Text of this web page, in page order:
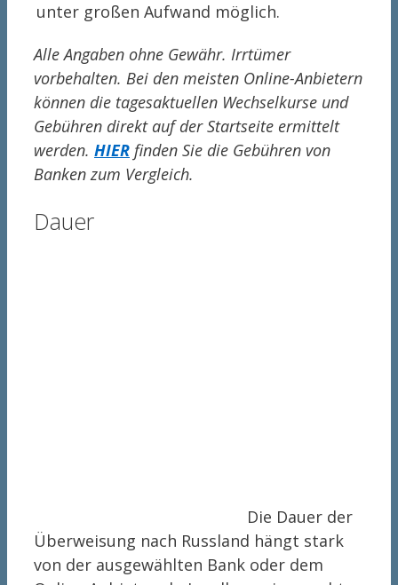
unter großen Aufwand möglich.
Alle Angaben ohne Gewähr. Irrtümer
vorbehalten. Bei den meisten Online-Anbietern
können die tagesaktuellen Wechselkurse und
Gebühren direkt auf der Startseite ermittelt
werden. HIER finden Sie die Gebühren von
Banken zum Vergleich.
Dauer
Die Dauer der
Überweisung nach Russland hängt stark
von der ausgewählten Bank oder dem